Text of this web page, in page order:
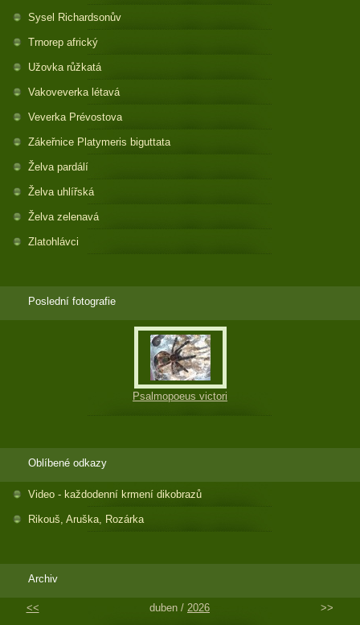
Sysel Richardsonův
Trnorep africký
Užovka růžkatá
Vakoveverka létavá
Veverka Prévostova
Zákeřnice Platymeris biguttata
Želva pardálí
Želva uhlířská
Želva zelenavá
Zlatohlávci
Poslední fotografie
Psalmopoeus victori
Oblíbené odkazy
Video - každodenní krmení dikobrazů
Rikouš, Aruška, Rozárka
Archiv
<< duben / 2026 >>